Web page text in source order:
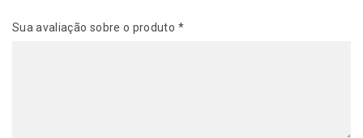
R
Sua avaliação sobre o produto *